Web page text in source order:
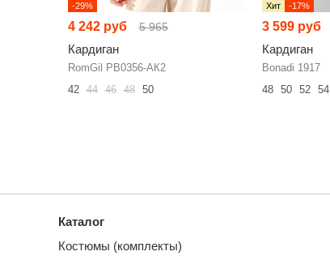
-29%
4 242 руб 5 965
Кардиган
RomGil РВ0356-АК2
42 44 46 48 50
Хит -17%
3 599 руб
Кардиган
Bonadi 1917
48
50 52 54
Каталог
Костюмы (комплекты)